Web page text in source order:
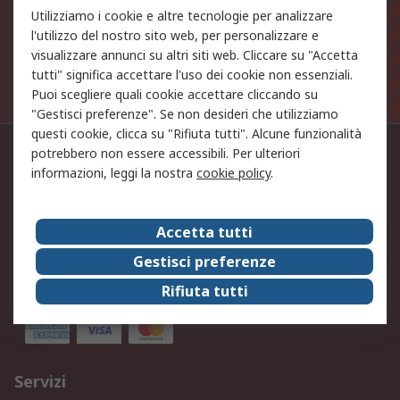
Iscriviti
I dati personali forniti saranno trattati in linea con la
nostra Politica sulla Privacy.
Contattaci
Seguici
Accettiamo
Servizi
Utilizziamo i cookie e altre tecnologie per analizzare
l'utilizzo del nostro sito web, per personalizzare e
visualizzare annunci su altri siti web. Cliccare su "Accetta
tutti" significa accettare l'uso dei cookie non essenziali.
Puoi scegliere quali cookie accettare cliccando su
"Gestisci preferenze". Se non desideri che utilizziamo
questi cookie, clicca su "Rifiuta tutti". Alcune funzionalità
potrebbero non essere accessibili. Per ulteriori
informazioni, leggi la nostra cookie policy.
Accetta tutti
Gestisci preferenze
Rifiuta tutti